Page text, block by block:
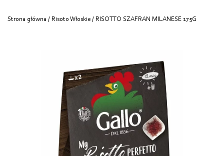
Strona główna / Risoto Włoskie / RISOTTO SZAFRAN MILANESE 175G